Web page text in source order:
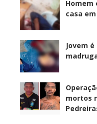
Homem
casa
Jovem
mortos